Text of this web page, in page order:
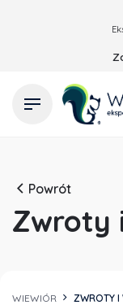
Powrót
Zwroty
WIEWIÓR ZWROTY I